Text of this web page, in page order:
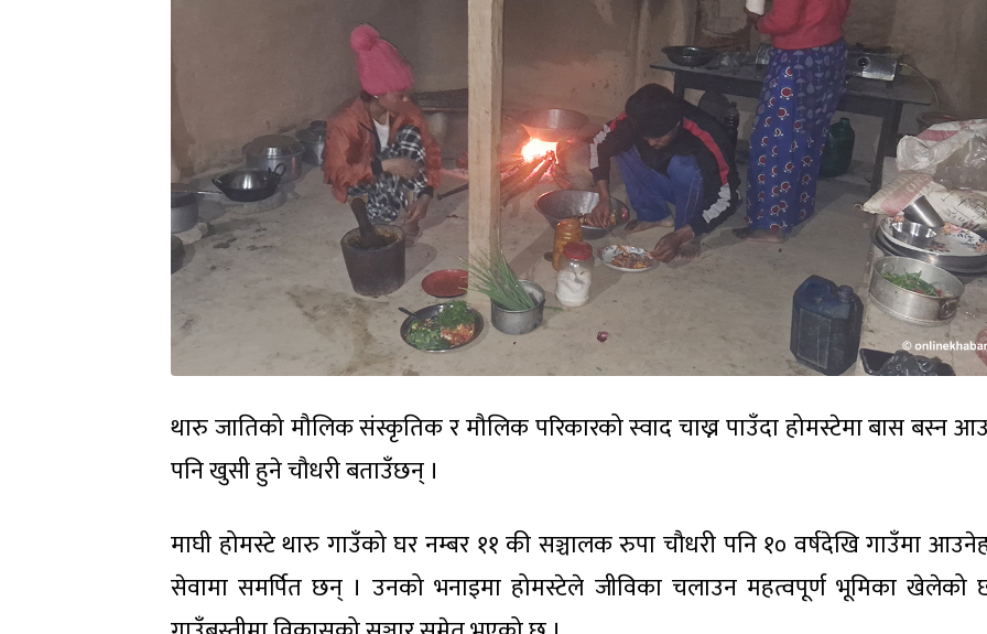
थारु जातिको मौलिक संस्कृतिक र मौलिक परिकारको स्वाद चाख्न पाउँदा होमस्टेमा बास बस्न
पनि खुसी हुने चौधरी बताउँछन् ।
माघी होमस्टे थारु गाउँको घर नम्बर ११ की सञ्चालक रुपा चौधरी पनि १० वर्षदेखि गाउँमा
सेवामा समर्पित छन् । उनको भनाइमा होमस्टेले जीविका चलाउन महत्वपूर्ण भूमिका